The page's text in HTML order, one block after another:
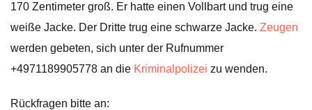
170 Zentimeter groß. Er hatte einen Vollbart und trug eine
weiße Jacke. Der Dritte trug eine schwarze Jacke. Zeugen
werden gebeten, sich unter der Rufnummer
+4971189905778 an die Kriminalpolizei zu wenden.
Rückfragen bitte an: